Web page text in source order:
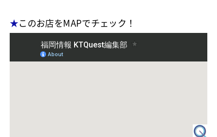
★このお店をMAPでチェック！